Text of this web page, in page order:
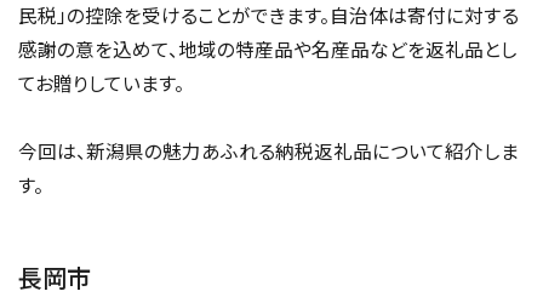
民税」の控除を受けることができます。自治体は寄付に対する
感謝の意を込めて、地域の特産品や名産品などを返礼品とし
てお贈りしています。
今回は、新潟県の魅力あふれる納税返礼品について紹介しま
す。
長岡市